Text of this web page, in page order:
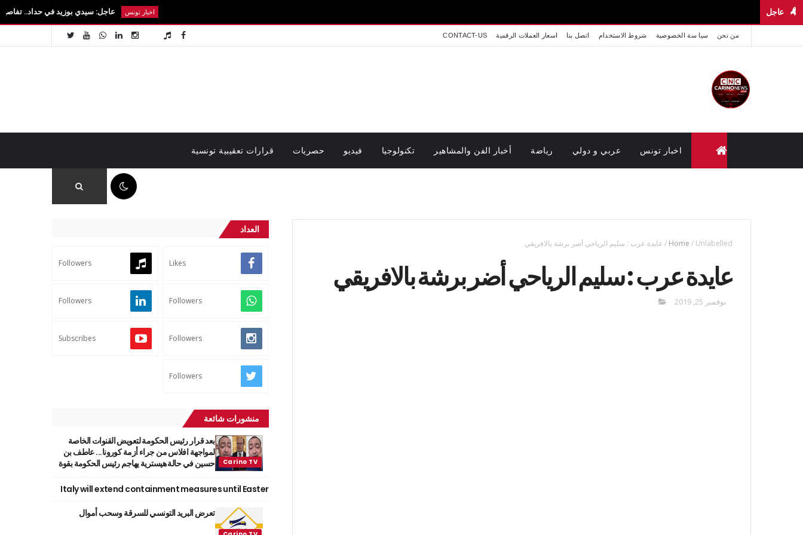
عاجل عاجل: سيدي بوزيد في حداد.. تفاصيل رحيل
من نحن سيا سة الخصوصية شروط الاستخدام اتصل بنا اسعار العملات الرقمية CONTACT-US
اخبار تونس عربي و دولي رياضة أخبار الفن والمشاهير تكنولوجيا فيديو حصريات قرارات تعقيبية تونسية
Home / Unlabelled
/ عايدة عرب : سليم الرياحي أضر برشة بالافريقي
عايدة عرب : سليم الرياحي أضر برشة بالافريقي
نوفمبر 25, 2019
العداد
Likes
Followers
Followers
Followers
Followers
Subscribes
Followers
منشورات شائعة
بعد قرار رئيس الحكومة لتعويض القنوات الخاصة
لمواجهة افلاس من جراء أزمة كورونا... عاطف بن
حسين في حالة هيسترية يهاجم رئيس الحكومة بقوة
Italy will extend containment measures until Easter
تعرض البريد التونسي للسرقة وسحب أموال